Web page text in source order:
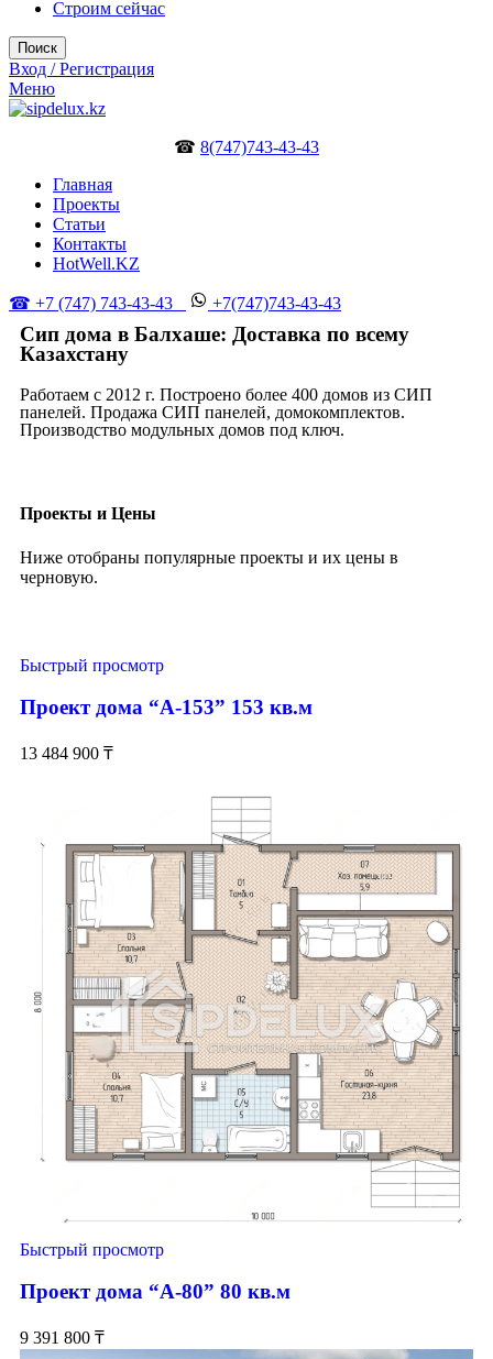
Строим сейчас
Поиск
Вход / Регистрация
Меню
☎ 8(747)743-43-43
Главная
Проекты
Статьи
Контакты
HotWell.KZ
☎ +7 (747) 743-43-43 +7(747)743-43-43
Сип дома в Балхаше: Доставка по всему
Казахстану
Работаем с 2012 г. Построено более 400 домов из СИП
панелей. Продажа СИП панелей, домокомплектов.
Производство модульных домов под ключ.
Проекты и Цены
Ниже отобраны популярные проекты и их цены в
черновую.
Быстрый просмотр
Проект дома “А-153” 153 кв.м
13 484 900 ₸
Быстрый просмотр
Проект дома “А-80” 80 кв.м
9 391 800 ₸